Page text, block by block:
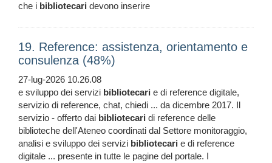
che i bibliotecari devono inserire
19. Reference: assistenza, orientamento e
consulenza (48%)
27-lug-2026 10.26.08
e sviluppo dei servizi bibliotecari e di reference digitale,
servizio di reference, chat, chiedi ... da dicembre 2017. Il
servizio - offerto dai bibliotecari di reference delle
biblioteche dell'Ateneo coordinati dal Settore monitoraggio,
analisi e sviluppo dei servizi bibliotecari e di reference
digitale ... presente in tutte le pagine del portale. I